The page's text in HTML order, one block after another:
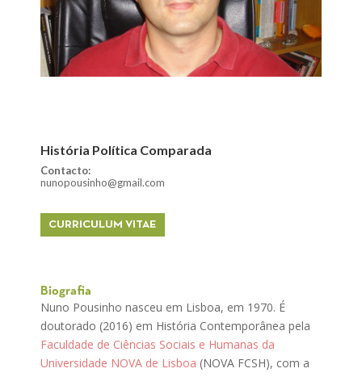
História Política Comparada
Contacto:
nunopousinho@gmail.com
CURRICULUM VITAE
Biografia
Nuno Pousinho nasceu em Lisboa, em 1970. É
doutorado (2016) em História Contemporânea pela
Faculdade de Ciências Sociais e Humanas da
Universidade NOVA de Lisboa (NOVA FCSH), com a